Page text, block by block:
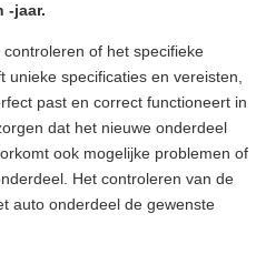
-jaar.
of het specifieke
specificaties en vereisten,
past en correct functioneert in
dat het nieuwe onderdeel
ook mogelijke problemen of
Het controleren van de
auto onderdeel de gewenste